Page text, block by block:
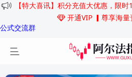
【特大喜讯】积分充值大优惠，限
开通VIP ▎尊享海量
公式交流群